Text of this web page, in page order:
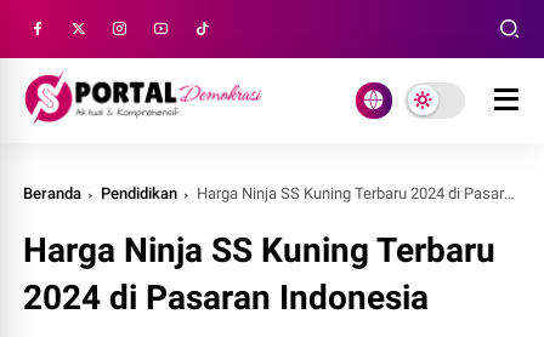
Beranda Pendidikan Harga Ninja SS Kuning Terbaru 2024 di Pasaran Indonesia
Harga Ninja SS Kuning Terbaru
2024 di Pasaran Indonesia